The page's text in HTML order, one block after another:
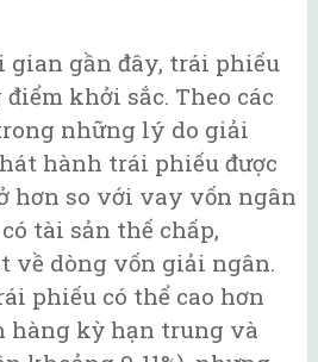
gian gần đây, trái phiếu
khởi sắc. Theo các
những lý do giải
hành trái phiếu được
hơn so với vay vốn ngân
tài sản thế chấp,
về dòng vốn giải ngân.
phiếu có thể cao hơn
hàng kỳ hạn trung và